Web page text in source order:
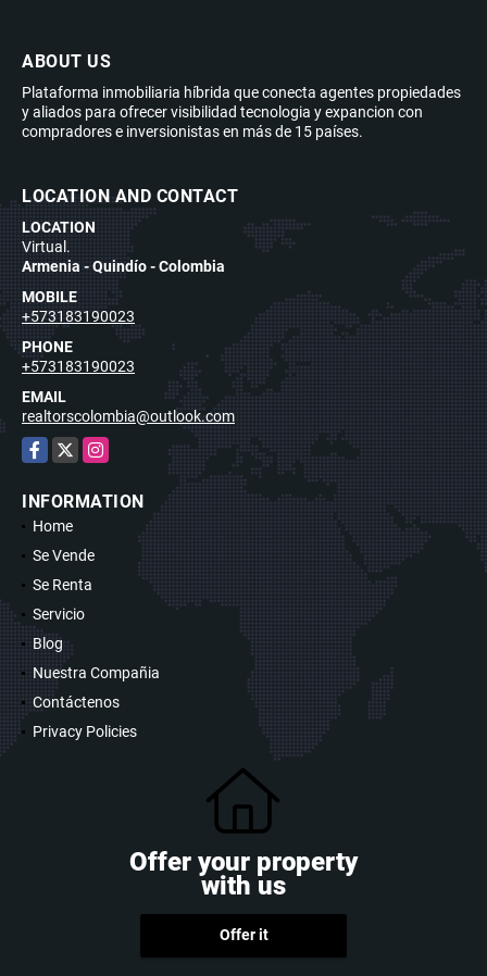
ABOUT US
Plataforma inmobiliaria híbrida que conecta agentes propiedades
y aliados para ofrecer visibilidad tecnologia y expancion con
compradores e inversionistas en más de 15 países.
LOCATION AND CONTACT
LOCATION
Virtual.
Armenia - Quindío - Colombia
MOBILE
+573183190023
PHONE
+573183190023
EMAIL
realtorscolombia@outlook.com
Facebook
X Instagram
INFORMATION
Home
Se Vende
Se Renta
Servicio
Blog
Nuestra Compañia
Contáctenos
Privacy Policies
Offer your property
with us
Offer it